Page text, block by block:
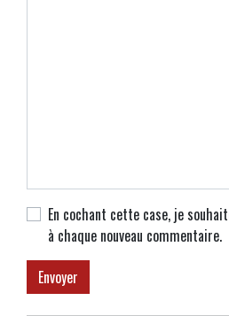
En cochant cette case, je
à chaque nouveau commentaire.